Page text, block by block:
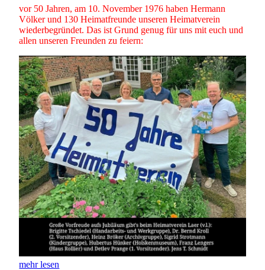
vor 50 Jahren, am 10. November 1976 haben Hermann
Völker und 130 Heimatfreunde unseren Heimatverein
wiederbegründet. Das ist Grund genug für uns mit euch und
allen unseren Freunden zu feiern:
mehr lesen